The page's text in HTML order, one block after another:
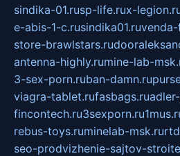
sindika-01.rusp-life.rux-
e-abis-1-c.rusindika01.ru
store-brawlstars.ru
antenna-highly.rumine-lab-
3-sex-porn.ruban-damn.ru
viagra-tablet.rufasbags.ru
fincontech.ru3sexporn.ru
rebus-toys.ruminelab-msk.ru
seo-prodvizhenie-sajtov-